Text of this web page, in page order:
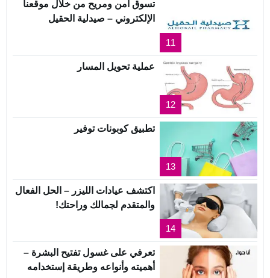
11
تسوق آمن ومريح من خلال موقعنا
الإلكتروني – صيدلية الحقيل
12
عملية تحويل المسار
13
تطبيق كوبونات توفير
14
اكتشف عيادات الليزر – الحل الفعال
والمتقدم لجمالك وراحتك!
تعرفي على غسول تفتيح البشرة –
أهميته وأنواعه وطريقة إستخدامه